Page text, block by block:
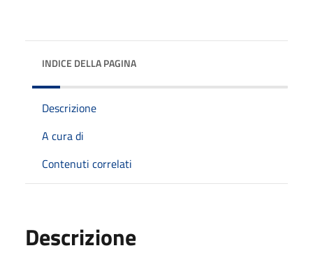
INDICE DELLA PAGINA
Descrizione
A cura di
Contenuti correlati
Descrizione